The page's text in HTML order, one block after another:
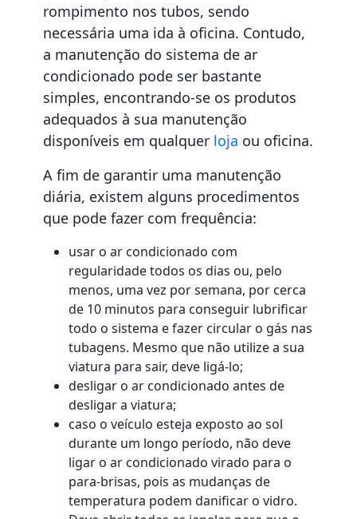
rompimento nos tubos, sendo
necessária uma ida à oficina. Contudo,
a manutenção do sistema de ar
condicionado pode ser bastante
simples, encontrando-se os produtos
adequados à sua manutenção
disponíveis em qualquer loja ou oficina.
A fim de garantir uma manutenção
diária, existem alguns procedimentos
que pode fazer com frequência:
usar o ar condicionado com
regularidade todos os dias ou, pelo
menos, uma vez por semana, por cerca
de 10 minutos para conseguir lubrificar
todo o sistema e fazer circular o gás nas
tubagens. Mesmo que não utilize a sua
viatura para sair, deve ligá-lo;
desligar o ar condicionado antes de
desligar a viatura;
caso o veículo esteja exposto ao sol
durante um longo período, não deve
ligar o ar condicionado virado para o
para-brisas, pois as mudanças de
temperatura podem danificar o vidro.